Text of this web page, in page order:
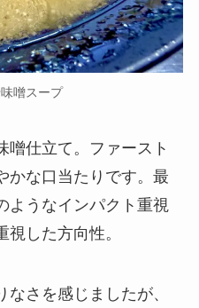
噌スープ
噌仕立て。ファースト
かな口当たりです。最
ようなインパクト重視
した方向性。
さを感じましたが、